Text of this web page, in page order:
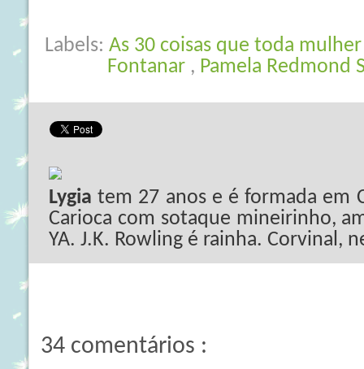
Labels: As 30 coisas que toda
Fontanar , Pamela Redmond
Lygia tem 27 anos e é formada em
Carioca com sotaque mineirinho,
YA. J.K. Rowling é rainha. Corvinal,
34 comentários :